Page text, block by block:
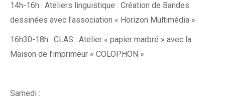
14h-16h : Ateliers linguistique : Création de Bandes
dessinées avec l’association « Horizon Multimédia »
16h30-18h : CLAS : Atelier « papier marbré » avec la
Maison de l’imprimeur « COLOPHON »
Samedi :